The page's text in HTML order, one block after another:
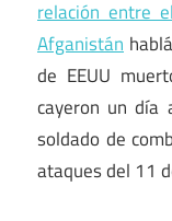
relación entre
Afganistán
de EEUU
cayeron un
soldado de
ataques del 11